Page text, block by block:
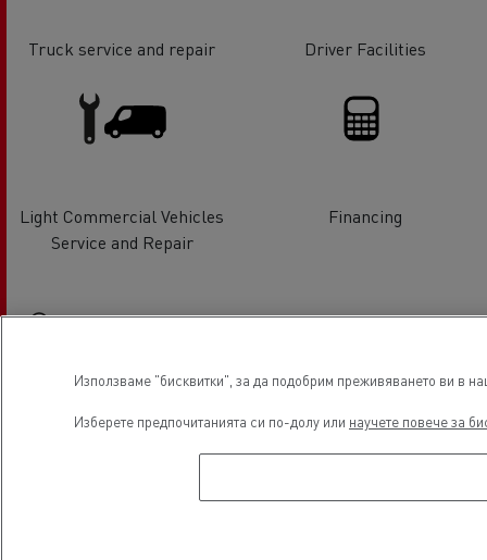
Truck service and repair Driver Facilities
Light Commercial Vehicles
Service and Repair
Financing
Местоположение
Използваме "бисквитки", за да подобрим преживяването ви в
Изберете предпочитанията си по-долу или научете повече за